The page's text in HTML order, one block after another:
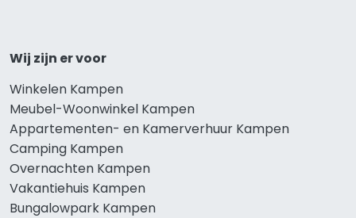
Wij zijn er voor
Winkelen Kampen
Meubel-Woonwinkel Kampen
Appartementen- en Kamerverhuur Kampen
Camping Kampen
Overnachten Kampen
Vakantiehuis Kampen
Bungalowpark Kampen